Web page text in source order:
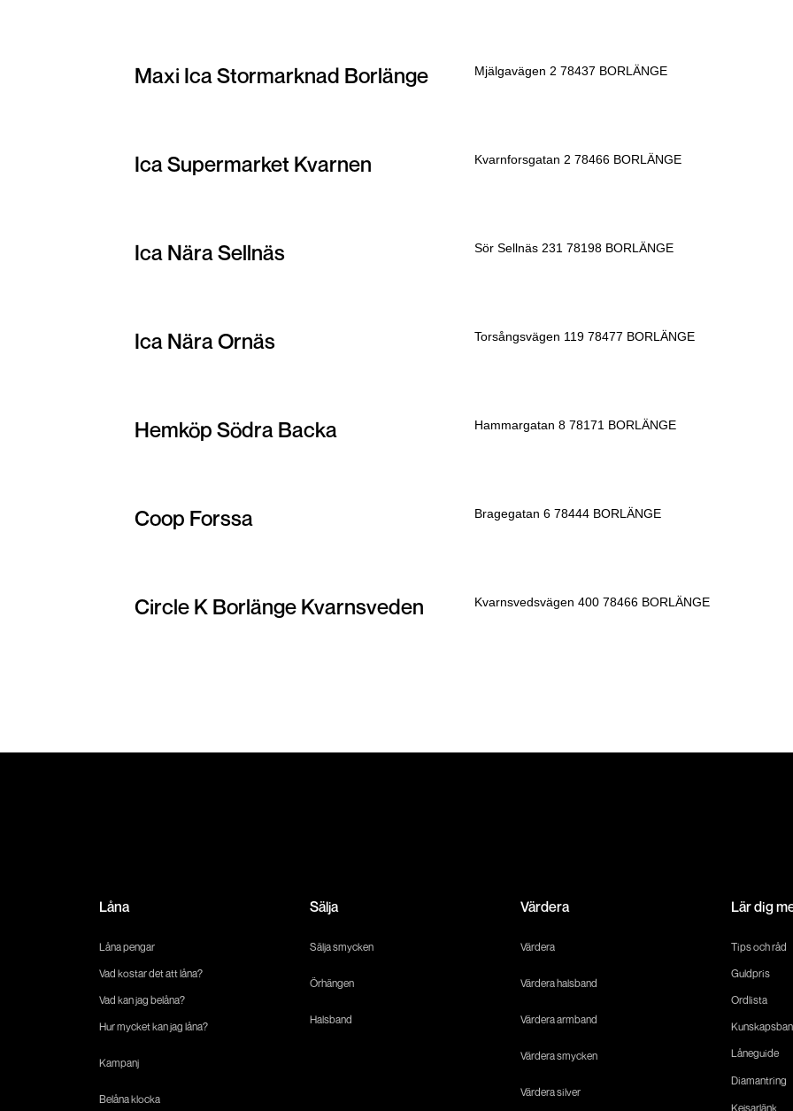
Maxi Ica Stormarknad Borlänge Mjälgavägen 2 78437 BORLÄNGE
Ica Supermarket Kvarnen Kvarnforsgatan 2 78466 BORLÄNGE
Ica Nära Sellnäs Sör Sellnäs 231 78198 BORLÄNGE
Ica Nära Ornäs Torsångsvägen 119 78477 BORLÄNGE
Hemköp Södra Backa Hammargatan 8 78171 BORLÄNGE
Coop Forssa Bragegatan 6 78444 BORLÄNGE
Circle K Borlänge Kvarnsveden Kvarnsvedsvägen 400 78466 BORLÄNGE
Låna
Låna pengar
Vad kostar det att låna?
Vad kan jag belåna?
Hur mycket kan jag låna?
Kampanj
Belåna klocka
Sälja
Sälja smycken
Örhängen
Halsband
Värdera
Värdera
Värdera halsband
Värdera armband
Värdera smycken
Värdera silver
Lär dig
Tips och råd
Guldpris
Ordlista
Låneguide
Diamantring
Kejsarlänk